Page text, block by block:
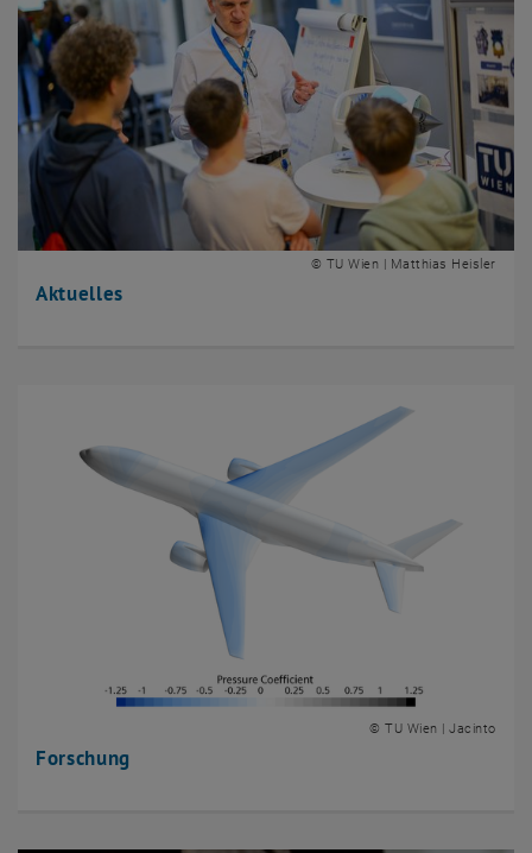
Aktuelles
© TU Wien | Matthias Heisler
Forschung
© TU Wien | Jacinto